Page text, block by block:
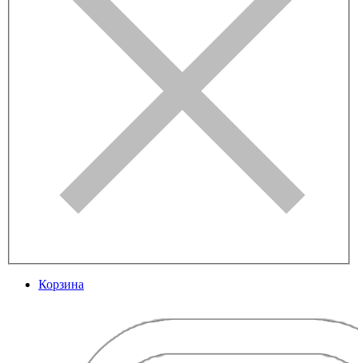
Корзина